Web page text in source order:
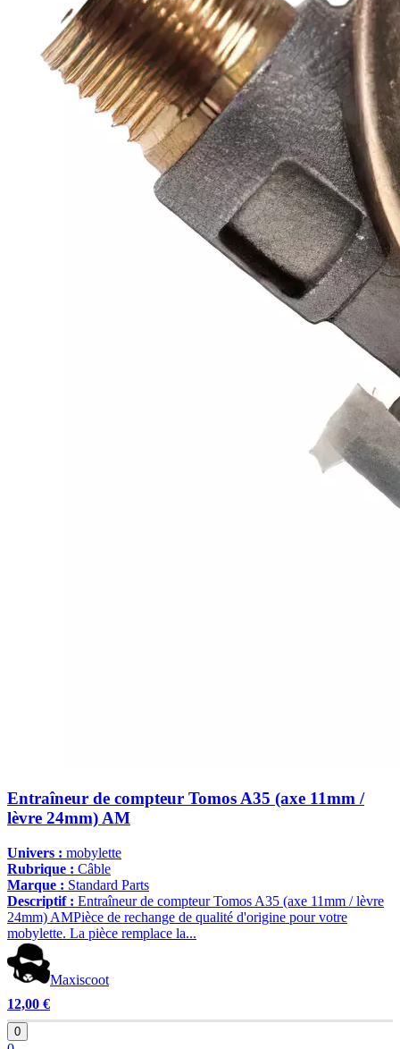
Entraîneur de compteur Tomos A35 (axe 11mm /
lèvre 24mm) AM
Univers : mobylette
Rubrique : Câble
Marque : Standard Parts
Descriptif : Entraîneur de compteur Tomos A35 (axe 11mm / lèvre
24mm) AMPièce de rechange de qualité d'origine pour votre
mobylette. La pièce remplace la...
Maxiscoot
12,00 €
0